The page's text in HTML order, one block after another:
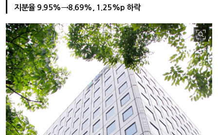
지분율 9.95%→8.69%, 1.25%p 하락